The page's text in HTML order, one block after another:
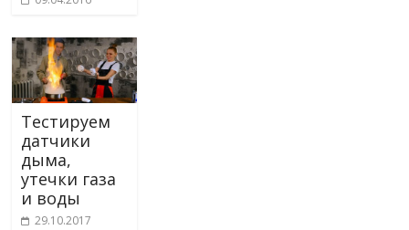
Тестируем
датчики
дыма,
утечки газа
и воды
29.10.2017